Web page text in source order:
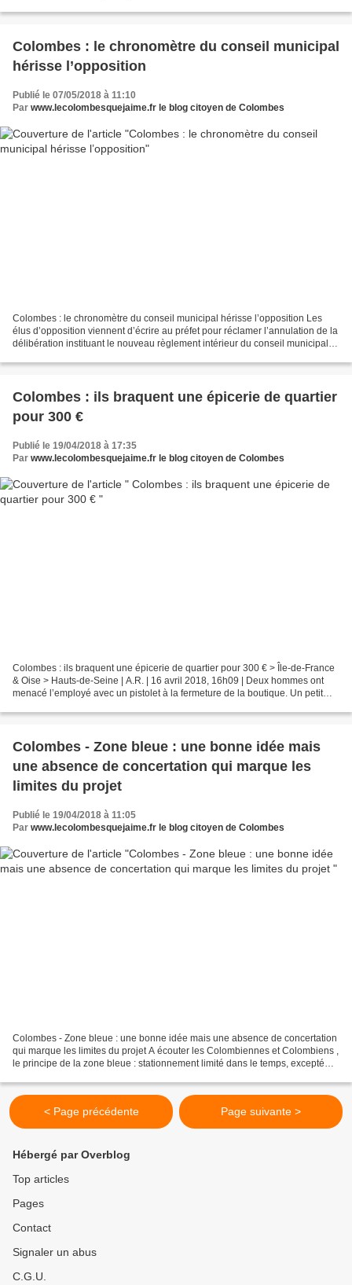
Colombes : le chronomètre du conseil municipal
hérisse l’opposition
Publié le 07/05/2018 à 11:10
Par www.lecolombesquejaime.fr le blog citoyen de Colombes
Colombes : le chronomètre du conseil municipal hérisse l’opposition Les
élus d’opposition viennent d’écrire au préfet pour réclamer l’annulation de la
délibération instituant le nouveau règlement intérieur du conseil municipal,
Colombes : ils braquent une épicerie de quartier
pour 300 €
Publié le 19/04/2018 à 17:35
Par www.lecolombesquejaime.fr le blog citoyen de Colombes
Colombes : ils braquent une épicerie de quartier pour 300 € > Île-de-France
& Oise > Hauts-de-Seine | A.R. | 16 avril 2018, 16h09 | Deux hommes ont
menacé l’employé avec un pistolet à la fermeture de la boutique. Un petit
Colombes - Zone bleue : une bonne idée mais
une absence de concertation qui marque les
limites du projet
Publié le 19/04/2018 à 11:05
Par www.lecolombesquejaime.fr le blog citoyen de Colombes
Colombes - Zone bleue : une bonne idée mais une absence de concertation
qui marque les limites du projet A écouter les Colombiennes et Colombiens ,
le principe de la zone bleue : stationnement limité dans le temps, excepté
< Page précédente Page suivante >
Hébergé par Overblog
Top articles
Pages
Contact
Signaler un abus
C.G.U.